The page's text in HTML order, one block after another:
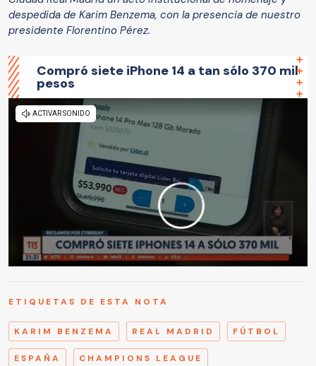
despedida de Karim Benzema, con la presencia de nuestro
presidente Florentino Pérez.
Compró siete iPhone 14 a tan sólo 370 mil
pesos
ETIQUETAS DE ESTA NOTA
KARIM BENZEMA REAL MADRID FÚTBOL
ESPAÑA CHAMPIONS LEAGUE